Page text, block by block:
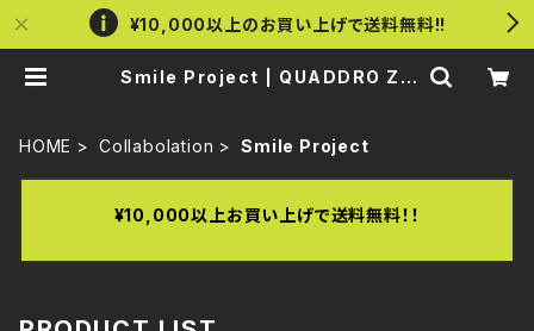
¥10,000以上のお買い上げで送料無料!!
Smile Project | QUADDRO ZE
HOME Collabolation Smile Project
¥10,000以上お買い上げで送料無料！！